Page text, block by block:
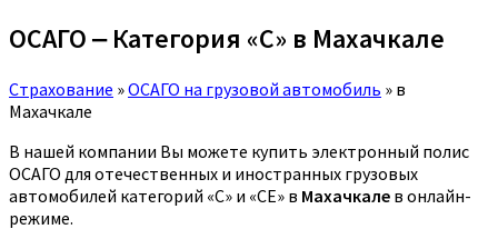
ОСАГО ‒ Категория «C» в Махачкале
Страхование »ОСАГО на грузовой автомобиль » в
Махачкале
В нашей компании Вы можете купить электронный полис
ОСАГО для отечественных и иностранных грузовых
автомобилей категорий «C» и «CE» в Махачкале в онлайн-
режиме.